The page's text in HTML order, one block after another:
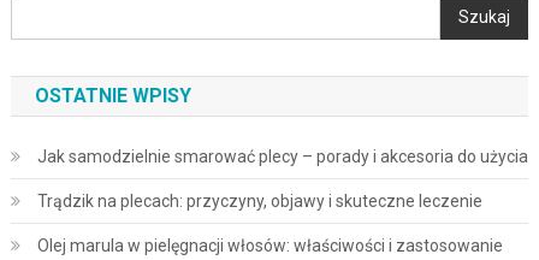
Szukaj
OSTATNIE WPISY
Jak samodzielnie smarować plecy – porady i akcesoria do użycia
Trądzik na plecach: przyczyny, objawy i skuteczne leczenie
Olej marula w pielęgnacji włosów: właściwości i zastosowanie